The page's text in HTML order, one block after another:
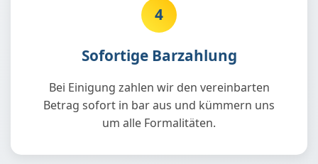
4
Sofortige Barzahlung
Bei Einigung zahlen wir den vereinbarten
Betrag sofort in bar aus und kümmern uns
um alle Formalitäten.